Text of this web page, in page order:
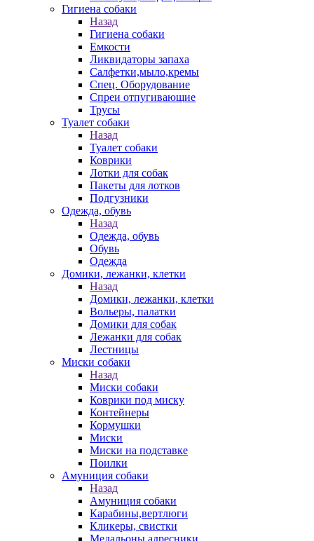
Гигиена собаки
Назад
Гигиена собаки
Емкости
Ликвидаторы запаха
Салфетки,мыло,кремы
Спец. Оборудование
Спреи отпугивающие
Трусы
Туалет собаки
Назад
Туалет собаки
Коврики
Лотки для собак
Пакеты для лотков
Подгузники
Одежда, обувь
Назад
Одежда, обувь
Обувь
Одежда
Домики, лежанки, клетки
Назад
Домики, лежанки, клетки
Вольеры, палатки
Домики для собак
Лежанки для собак
Лестницы
Миски собаки
Назад
Миски собаки
Коврики под миску
Контейнеры
Кормушки
Миски
Миски на подставке
Поилки
Амуниция собаки
Назад
Амуниция собаки
Карабины,вертлюги
Кликеры, свистки
Медальоны,адресники